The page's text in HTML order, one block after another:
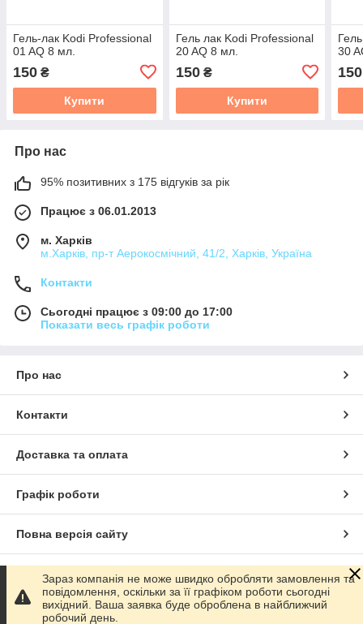
Гель-лак Kodi Professional
01 AQ 8 мл.
150 ₴
Купити
Гель лак Kodi Professional
20 AQ 8 мл.
150₴
Купити
30
150
Про нас
95% позитивних з 175 відгуків за рік
Працює з 06.01.2013
м. Харків
м.Харків, пр-т Аерокосмічний, 41/2, Харків, Україна
Контакти
Сьогодні працює з 09:00 до 17:00
Показати весь графік роботи
Про нас
Контакти
Доставка та оплата
Графік роботи
Повна версія сайту
Сайт створено на маркетплейсі Prom.ua
Політика конфіденційності
Зараз компанія не може швидко обробляти замовлення та
повідомлення, оскільки за її графіком роботи сьогодні
вихідний. Ваша заявка буде оброблена в найближчий
робочий день.